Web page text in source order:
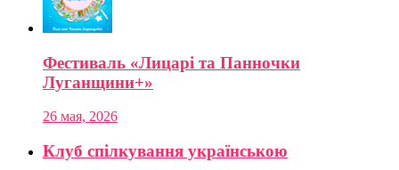
Фестиваль «Лицарі та Панночки
Луганщини+»
26 мая, 2026
Клуб спілкування українською